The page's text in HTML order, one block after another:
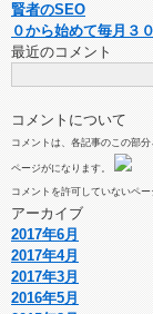
賢者のSEO
０から始めて毎月３
最近のコメント
コメントについて
コメントは、各記事のこの部
ページがになります。
コメントを許可していないペ
アーカイブ
2017年6月
2017年4月
2017年3月
2016年5月